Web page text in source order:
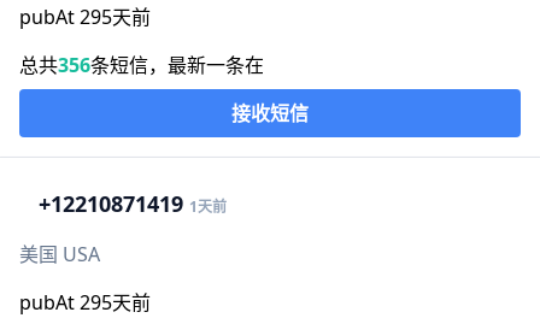
pubAt 295天前
总共356条短信，最新一条在
接收短信
+12210871419 1天前
美国 USA
pubAt 295天前